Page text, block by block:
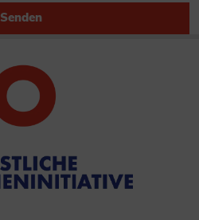
Senden